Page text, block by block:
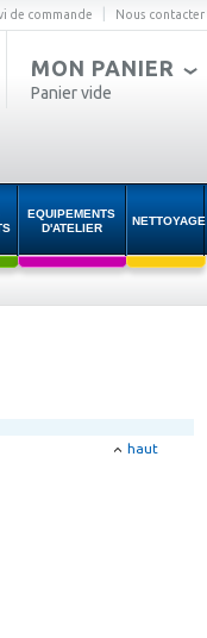
de commande Nous contacter
MON PANIER
Panier vide
EQUIPEMENTS
D'ATELIER
NETTOYAGE
haut